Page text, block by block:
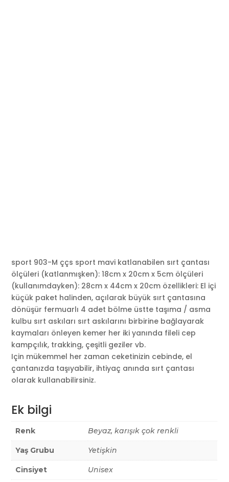
sport 903-M ççs sport mavi katlanabilen sırt çantası
ölçüleri (katlanmışken): 18cm x 20cm x 5cm ölçüleri
(kullanımdayken): 28cm x 44cm x 20cm özellikleri: El içi
küçük paket halinden, açılarak büyük sırt çantasına
dönüşür fermuarlı 4 adet bölme üstte taşıma / asma
kulbu sırt askıları sırt askılarını birbirine bağlayarak
kaymaları önleyen kemer her iki yanında fileli cep
kampçılık, trakking, çeşitli geziler vb.
Için mükemmel her zaman ceketinizin cebinde, el
çantanızda taşıyabilir, ihtiyaç anında sırt çantası
olarak kullanabilirsiniz.
Ek bilgi
Renk Beyaz, karışık çok renkli
Yaş Grubu Yetişkin
Cinsiyet Unisex